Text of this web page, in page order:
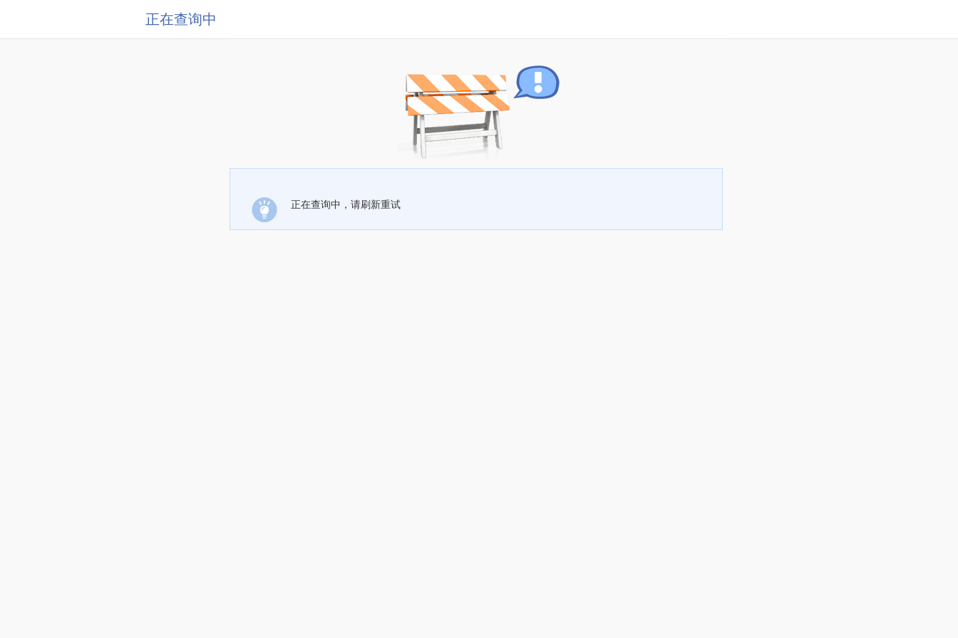
正在查询中
正在查询中，请刷新重试